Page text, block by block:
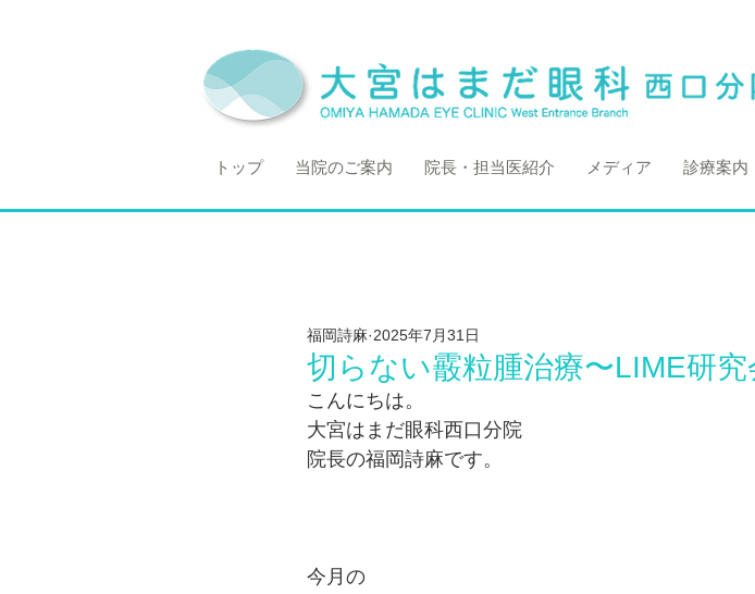
トップ 当院のご案内 院長・担当医紹介 メディア 診療案内
切らない霰粒腫治療〜LIME研
福岡詩麻 2025年7月31日
こんにちは。
大宮はまだ眼科西口分院
院長の福岡詩麻です。
今月の